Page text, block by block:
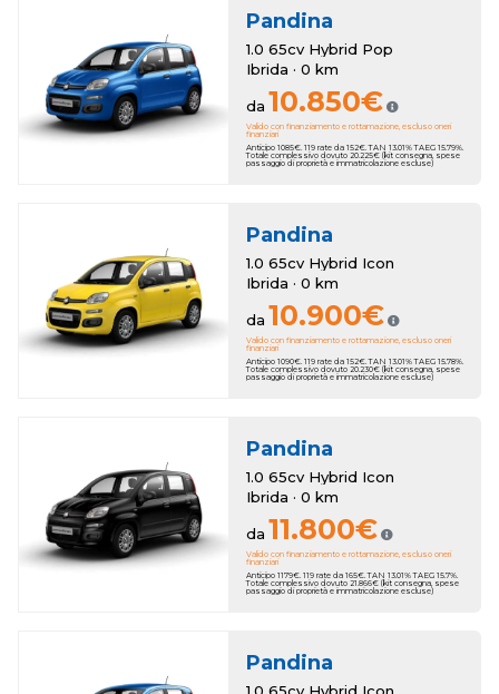
Pandina
1.0 65cv Hybrid Pop
Ibrida · 0 km
da 10.850€
Valido con finanziamento e rottamazione, escluso oneri
finanziari
Anticipo 1085€. 119 rate da 152€. TAN 13.01% TAEG 15.79%.
Totale complessivo dovuto 20.225€ (kit consegna, spese
passaggio di proprietà e immatricolazione escluse)
Pandina
1.0 65cv Hybrid Icon
Ibrida · 0 km
da 10.900€
Valido con finanziamento e rottamazione, escluso oneri
finanziari
Anticipo 1090€. 119 rate da 152€. TAN 13.01% TAEG 15.78%.
Totale complessivo dovuto 20.230€ (kit consegna, spese
passaggio di proprietà e immatricolazione escluse)
Pandina
1.0 65cv Hybrid Icon
Ibrida · 0 km
da 11.800€
Valido con finanziamento e rottamazione, escluso oneri
finanziari
Anticipo 1179€. 119 rate da 165€. TAN 13.01% TAEG 15.7%.
Totale complessivo dovuto 21.866€ (kit consegna, spese
passaggio di proprietà e immatricolazione escluse)
Pandina
1.0 65cv Hybrid Icon